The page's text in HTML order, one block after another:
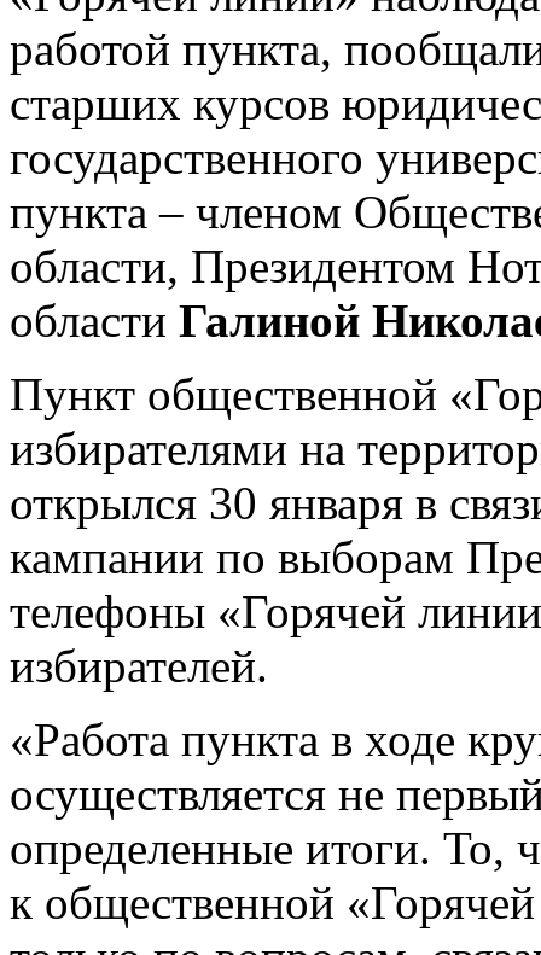
работой пункта,
старших курсов
государственного
пункта – членом
области, Президентом
области Галиной
Пункт общественной
избирателями на
открылся 30 января в
кампании по выборам
телефоны «Горячей
избирателей.
«Работа пункта в ходе
осуществляется не
определенные итоги. То,
к общественной